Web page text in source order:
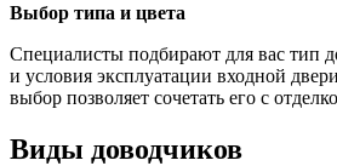
Выбор типа и цвета
Специалисты подбирают для вас тип
и условия эксплуатации входной
выбор позволяет сочетать его с
Виды доводчиков